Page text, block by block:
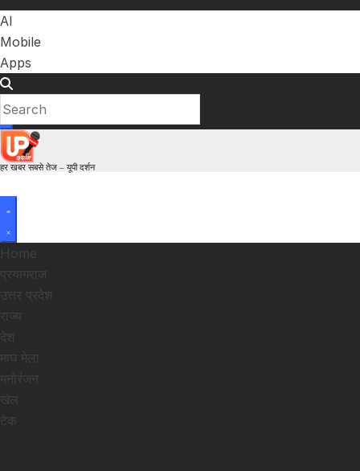
AI
Mobile
Apps
हर खबर सबसे तेज – यूपी दर्शन
Home
प्रयागराज
उत्तर प्रदेश
राज्य
देश
माघ मेला
मनोरंजन
खेल
टेक